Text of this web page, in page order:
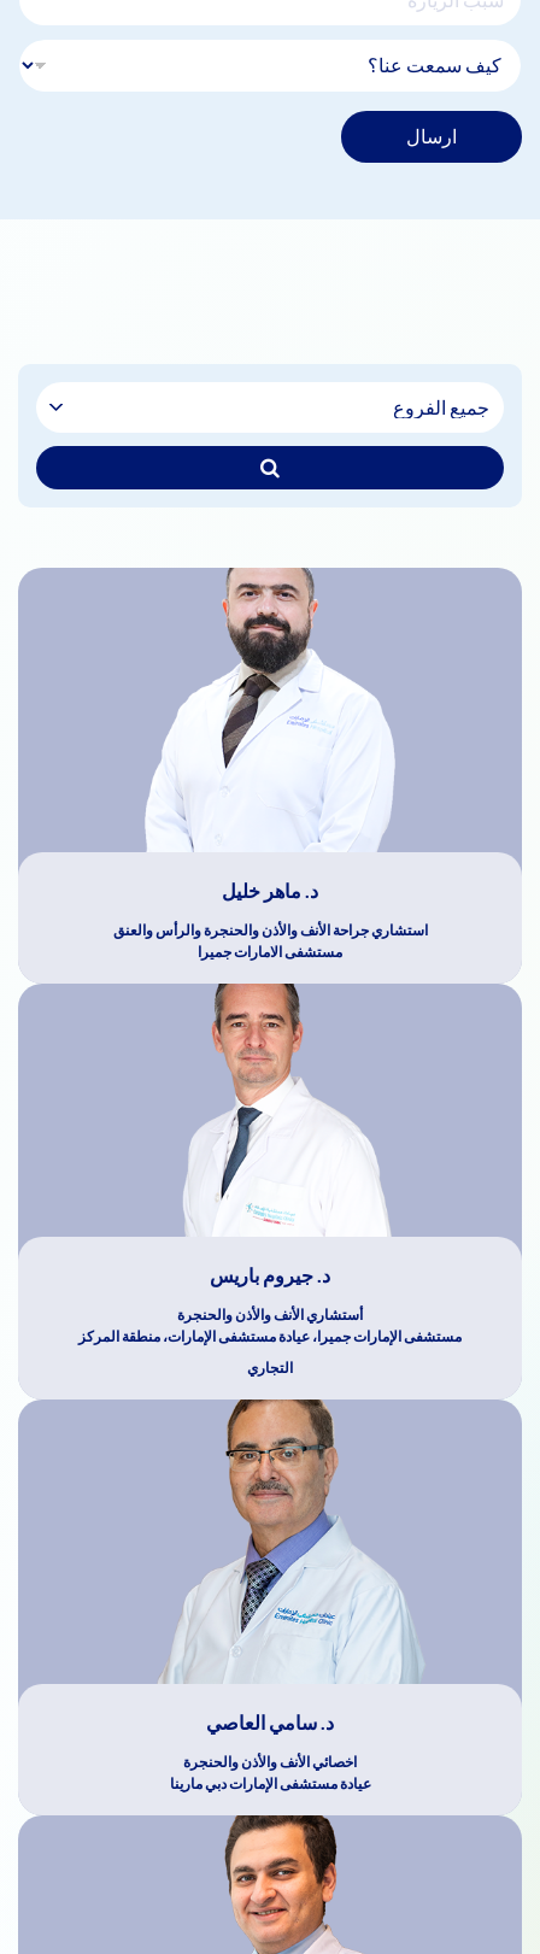
ارسال
د. ماهر خليل
استشاري جراحة الأنف والأذن والحنجرة والرأس والعنق
مستشفى الامارات جميرا
د. جيروم باريس
أستشاري الأنف والأذن والحنجرة
مستشفى الإمارات جميرا، عيادة مستشفى الإمارات، منطقة المركز
التجاري
د. سامي العاصي
اخصائي الأنف والأذن والحنجرة
عيادة مستشفى الإمارات دبي مارينا